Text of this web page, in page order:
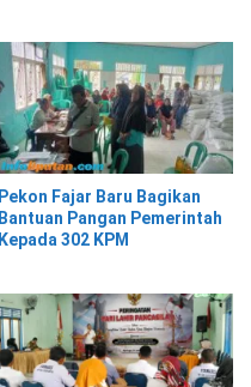
Pekon Fajar Baru Bagikan
Bantuan Pangan Pemerintah
Kepada 302 KPM